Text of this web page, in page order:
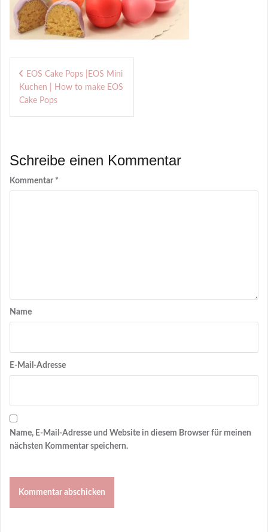
Beitragsnavigation
EOS Cake Pops |EOS Mini
Kuchen | How to make EOS
Cake Pops
Schreibe einen Kommentar
Kommentar *
Name
E-Mail-Adresse
Name, E-Mail-Adresse und Website in diesem Browser für meinen
nächsten Kommentar speichern.